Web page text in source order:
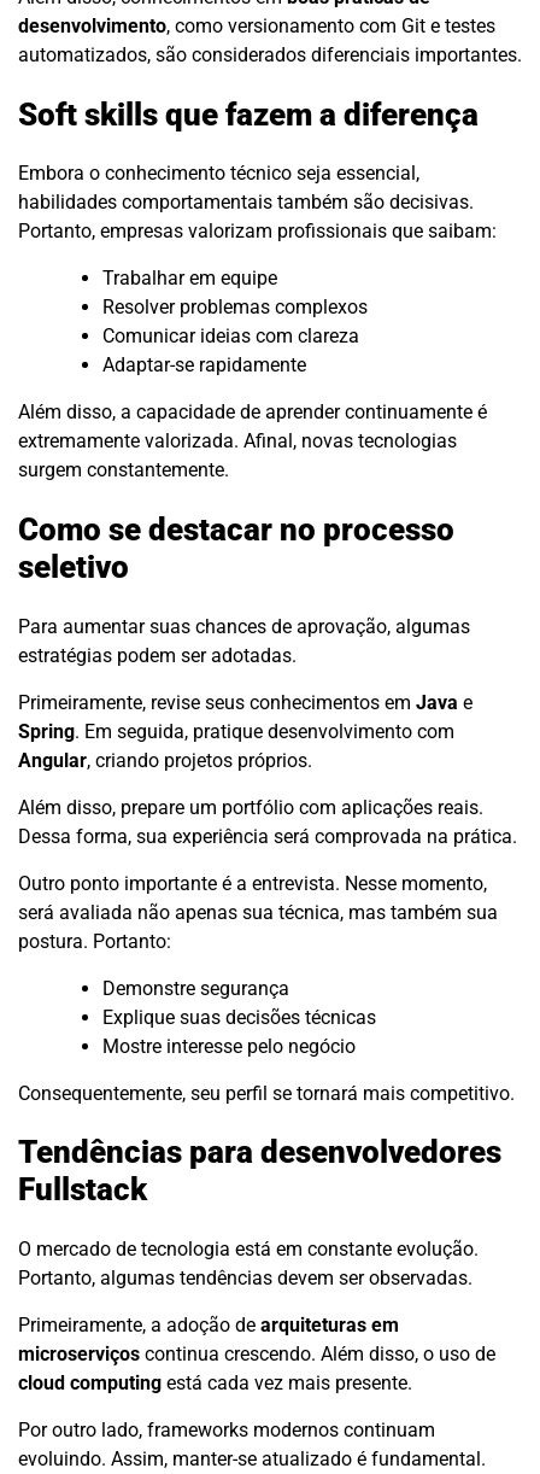
desenvolvimento, como versionamento com Git e testes
automatizados, são considerados diferenciais importantes.
Soft skills que fazem a diferença
Embora o conhecimento técnico seja essencial,
habilidades comportamentais também são decisivas.
Portanto, empresas valorizam profissionais que saibam:
Trabalhar em equipe
Resolver problemas complexos
Comunicar ideias com clareza
Adaptar-se rapidamente
Além disso, a capacidade de aprender continuamente é
extremamente valorizada. Afinal, novas tecnologias
surgem constantemente.
Como se destacar no processo
seletivo
Para aumentar suas chances de aprovação, algumas
estratégias podem ser adotadas.
Primeiramente, revise seus conhecimentos em Java e
Spring. Em seguida, pratique desenvolvimento com
Angular, criando projetos próprios.
Além disso, prepare um portfólio com aplicações reais.
Dessa forma, sua experiência será comprovada na prática.
Outro ponto importante é a entrevista. Nesse momento,
será avaliada não apenas sua técnica, mas também sua
postura. Portanto:
Demonstre segurança
Explique suas decisões técnicas
Mostre interesse pelo negócio
Consequentemente, seu perfil se tornará mais competitivo.
Tendências para desenvolvedores
Fullstack
O mercado de tecnologia está em constante evolução.
Portanto, algumas tendências devem ser observadas.
Primeiramente, a adoção de arquiteturas em
microserviços continua crescendo. Além disso, o uso de
cloud computing está cada vez mais presente.
Por outro lado, frameworks modernos continuam
evoluindo. Assim, manter-se atualizado é fundamental.